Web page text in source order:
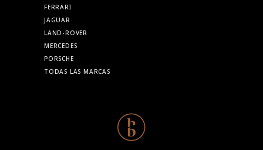
FERRARI
JAGUAR
LAND-ROVER
MERCEDES
PORSCHE
TODAS LAS MARCAS